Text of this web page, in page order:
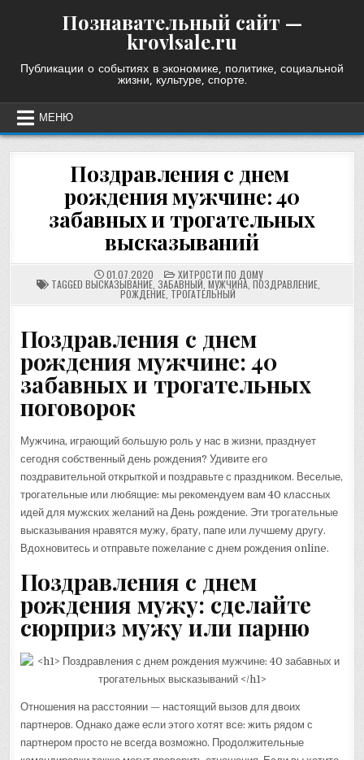
Познавательный сайт —
krovlsale.ru
Публикации о событиях в экономике, политике, социальной
жизни, культуре, спорте.
МЕНЮ
Поздравления с днем ​​
рождения мужчине: 40
забавных и трогательных
высказываний
01.07.2020 POSTED
IN
ХИТРОСТИ ПО ДОМУ
TAGGED ВЫСКАЗЫВАНИЕ, ЗАБАВНЫЙ МУЖЧИНА, ПОЗДРАВЛЕНИЕ,
РОЖДЕНИЕ ТРОГАТЕЛЬНЫЙ
Поздравления с днем
рождения мужчине: 40
забавных и трогательных
поговорок
Мужчина, играющий большую роль у нас в жизни, празднует
сегодня собственный день рождения? Удивите его
поздравительной открыткой и поздравьте с праздником. Веселые,
трогательные или любящие: мы рекомендуем вам 40 классных
идей для мужских желаний на День рождение. Эти трогательные
высказывания нравятся мужу, брату, папе или лучшему другу.
Вдохновитесь и отправьте пожелание с днем рождения online.
Поздравления с днем
рождения мужу: сделайте
сюрприз мужу или парню
Отношения на расстоянии — настоящий вызов для двоих
партнеров. Однако даже если этого хотят все: жить рядом с
партнером просто не всегда возможно. Продолжительные